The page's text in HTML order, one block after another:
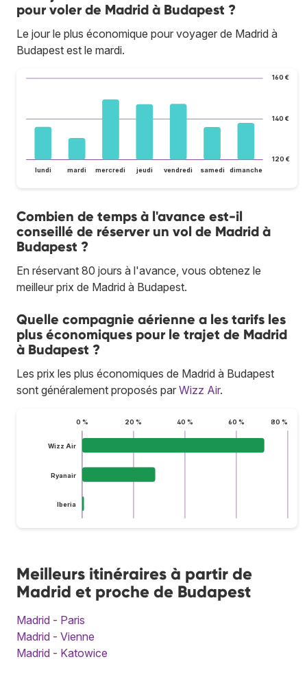
pour voler de Madrid à Budapest ?
Le jour le plus économique pour voyager de Madrid à
Budapest est le mardi.
120 €
140 €
160 €
lundi mardi mercredi jeudi vendredi samedi dimanche
Combien de temps à l'avance est-il
conseillé de réserver un vol de Madrid à
Budapest ?
En réservant 80 jours à l'avance, vous obtenez le
meilleur prix de Madrid à Budapest.
Quelle compagnie aérienne a les tarifs les
plus économiques pour le trajet de Madrid
à Budapest ?
Les prix les plus économiques de Madrid à Budapest
sont généralement proposés par Wizz Air.
0 % 20 % 40 % 60 % 80 %
Wizz Air
Ryanair
Iberia
Meilleurs itinéraires à partir de
Madrid et proche de Budapest
Madrid - Paris
Madrid - Vienne
Madrid - Katowice